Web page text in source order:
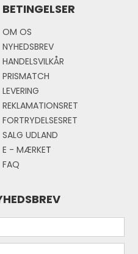
BETINGELSER
OM OS
NYHEDSBREV
HANDELSVILKÅR
PRISMATCH
LEVERING
REKLAMATIONSRET
FORTRYDELSESRET
SALG UDLAND
E - MÆRKET
FAQ